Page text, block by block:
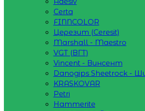
Certa
FINNCOLOR
Церезит (Ceresit)
Marshall - Maestro
VGT (ВГТ)
Vincent - Винсент
Danogips Sheetrock -
KRASKOVAR
Petri
Hammerite